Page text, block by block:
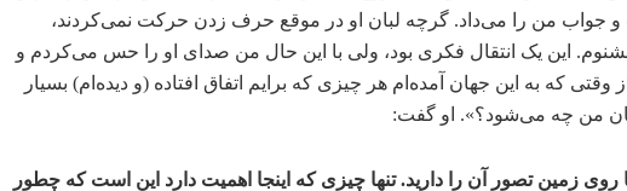
و جواب من را می‌داد. گرچه لبان او در موقع حرف زدن حرکت نمی‌کردند،
این یک انتقال فکری بود، ولی با این حال من صدای او را حس می‌کردم و
که به این جهان آمده‌ام هر چیزی که برایم اتفاق افتاده (و دیده‌ام) بسیار
من چه می‌شود؟». او گفت:
روی زمین تصور آن را دارید. تنها چیزی که اینجا اهمیت دارد این است که چطور